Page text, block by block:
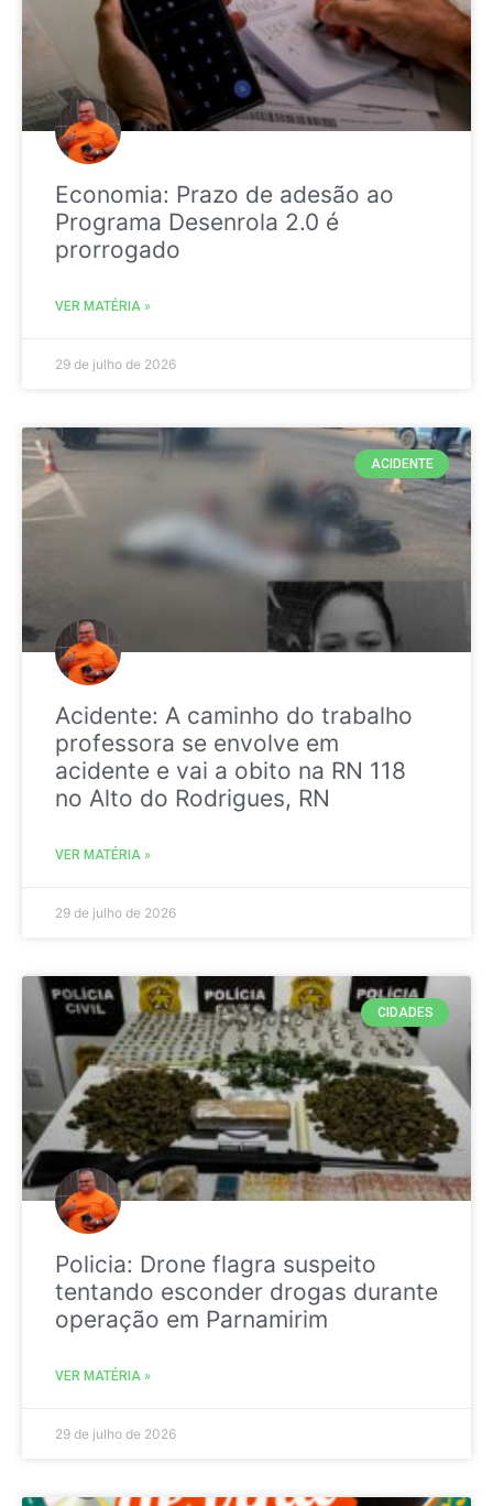
Economia: Prazo de adesão ao
Programa Desenrola 2.0 é
prorrogado
VER MATÉRIA »
29 de julho de 2026
ACIDENTE
Acidente: A caminho do trabalho
professora se envolve em
acidente e vai a obito na RN 118
no Alto do Rodrigues, RN
VER MATÉRIA »
29 de julho de 2026
CIDADES
Policia: Drone flagra suspeito
tentando esconder drogas durante
operação em Parnamirim
VER MATÉRIA »
29 de julho de 2026